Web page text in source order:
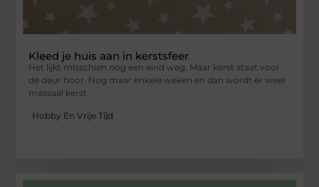
Kleed je huis aan in kerstsfeer
Het lijkt misschien nog een eind weg. Maar kerst staat voor
de deur hoor. Nog maar enkele weken en dan wordt er weer
massaal kerst
Hobby En Vrije Tijd